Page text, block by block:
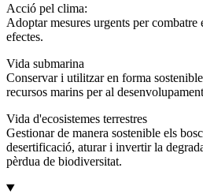
Acció pel clima:
Adoptar mesures urgents per
efectes.
Vida submarina
Conservar i utilitzar en forma
recursos marins per al
Vida d'ecosistemes terrestres
Gestionar de manera sostenible els
desertificació, aturar i invertir la
pèrdua de biodiversitat.